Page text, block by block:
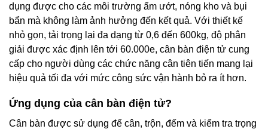
dụng được cho các môi trường ẩm ướt, nóng kho và bụi
bẩn mà không làm ảnh hưởng đến kết quả. Với thiết kế
nhỏ gọn, tải trọng lại đa dạng từ 0,6 đến 600kg, độ phân
giải được xác định lên tới 60.000e, cân bàn điện tử cung
cấp cho người dùng các chức năng cân tiên tiến mang lại
hiệu quả tối đa với mức công sức vận hành bỏ ra ít hơn.
Ứng dụng của cân bàn điện tử?
Cân bàn được sử dụng để cân, trộn, đếm và kiểm tra trọng